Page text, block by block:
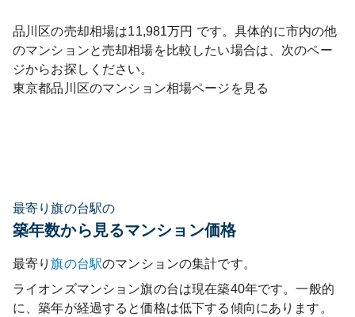
品川区の売却相場は11,981万円 です。具体的に市内の他
のマンションと売却相場を比較したい場合は、次のペー
ジからお探しください。
東京都品川区のマンション相場ページを見る
最寄り旗の台駅の
築年数から見るマンション価格
最寄り旗の台駅のマンションの集計です。
ライオンズマンション旗の台は現在築40年です。一般的
に、築年が経過すると価格は低下する傾向にあります。